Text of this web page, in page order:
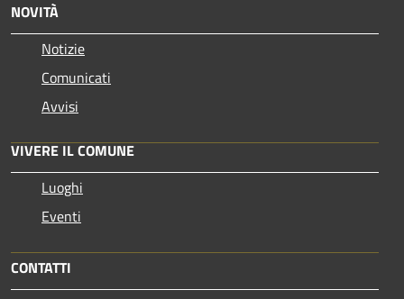
NOVITÀ
Notizie
Comunicati
Avvisi
VIVERE IL COMUNE
Luoghi
Eventi
CONTATTI